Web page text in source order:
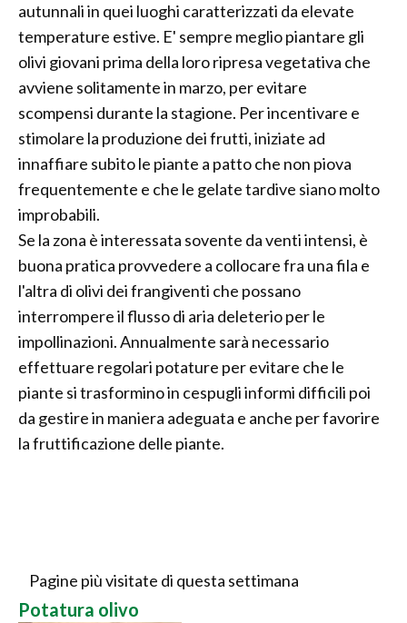
autunnali in quei luoghi caratterizzati da elevate
temperature estive. E' sempre meglio piantare gli
olivi giovani prima della loro ripresa vegetativa che
avviene solitamente in marzo, per evitare
scompensi durante la stagione. Per incentivare e
stimolare la produzione dei frutti, iniziate ad
innaffiare subito le piante a patto che non piova
frequentemente e che le gelate tardive siano molto
improbabili.
Se la zona è interessata sovente da venti intensi, è
buona pratica provvedere a collocare fra una fila e
l'altra di olivi dei frangiventi che possano
interrompere il flusso di aria deleterio per le
impollinazioni. Annualmente sarà necessario
effettuare regolari potature per evitare che le
piante si trasformino in cespugli informi difficili poi
da gestire in maniera adeguata e anche per favorire
la fruttificazione delle piante.
Pagine più visitate di questa settimana
Potatura olivo